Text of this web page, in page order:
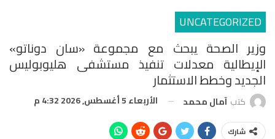
UNCATEGORIZED
وزير الصحة يبحث مع مجموعة «سان دوناتو»
الإيطالية معدلات تنفيذ مستشفى هليوبوليس
الجديد وخطط الاستثمار
كتب آمال محمد الأربعاء 5 أغسطس, 2026 4:32 م
شارك